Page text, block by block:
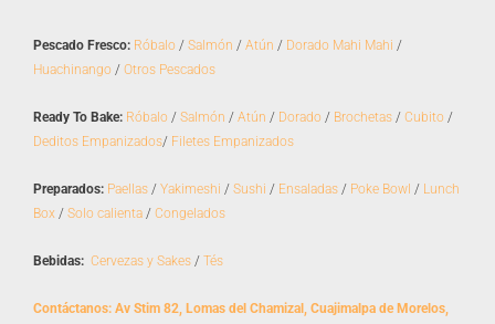
o
o
g
Pescado Fresco: Róbalo / Salmón / Atún / Dorado Mahi Mahi /
Huachinango / Otros Pescados
Ready To Bake: Róbalo / Salmón / Atún / Dorado / Brochetas / Cubito /
Deditos Empanizados/ Filetes Empanizados
Preparados: Paellas / Yakimeshi / Sushi / Ensaladas / Poke Bowl / Lunch
Box / Solo calienta / Congelados
Bebidas: Cervezas y Sakes / Tés
Contáctanos: Av Stim 82, Lomas del Chamizal, Cuajimalpa de Morelos,